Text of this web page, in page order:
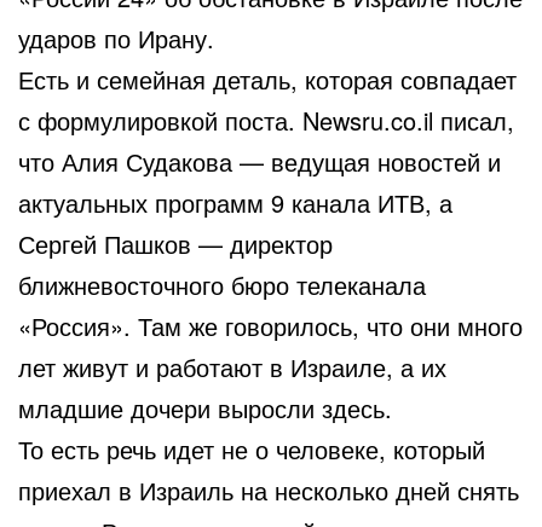
ударов по Ирану.
Есть и семейная деталь, которая совпадает
с формулировкой поста. Newsru.co.il писал,
что Алия Судакова — ведущая новостей и
актуальных программ 9 канала ИТВ, а
Сергей Пашков — директор
ближневосточного бюро телеканала
«Россия». Там же говорилось, что они много
лет живут и работают в Израиле, а их
младшие дочери выросли здесь.
То есть речь идет не о человеке, который
приехал в Израиль на несколько дней снять